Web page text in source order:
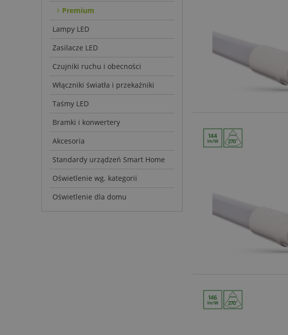
Premium
Lampy LED
Zasilacze LED
Czujniki ruchu i obecności
Włączniki światła i przekaźniki
Taśmy LED
Bramki i konwertery
Akcesoria
Standardy urządzeń Smart Home
Oświetlenie wg. kategorii
Oświetlenie dla domu